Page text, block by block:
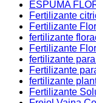
ESPUMA
Fertilizante
Fertilizante
fertilizante
Fertilizante
fertilizante
Fertilizante
fertilizante
Fertilizante